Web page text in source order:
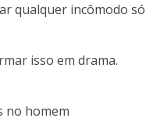
qualquer incômodo só
isso em drama.
no homem